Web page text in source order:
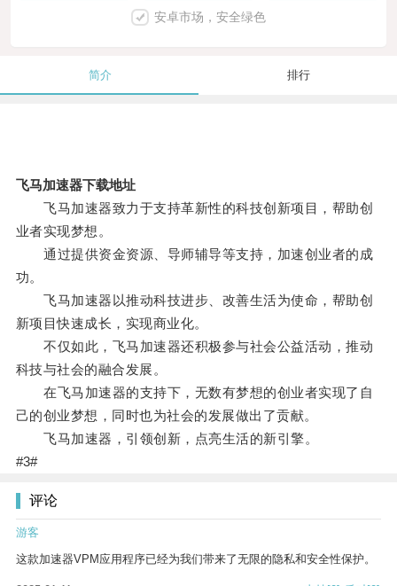
安卓市场，安全绿色
简介 排行
飞马加速器下载地址
飞马加速器致力于支持革新性的科技创新项目，帮助创
业者实现梦想。
通过提供资金资源、导师辅导等支持，加速创业者的成
功。
飞马加速器以推动科技进步、改善生活为使命，帮助创
新项目快速成长，实现商业化。
不仅如此，飞马加速器还积极参与社会公益活动，推动
科技与社会的融合发展。
在飞马加速器的支持下，无数有梦想的创业者实现了自
己的创业梦想，同时也为社会的发展做出了贡献。
飞马加速器，引领创新，点亮生活的新引擎。
#3#
评论
游客
这款加速器VPM应用程序已经为我们带来了无限的隐私和安全性保护。